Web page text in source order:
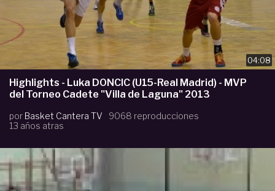
04:08
Highlights - Luka DONCIC (U15-Real Madrid) - MVP
del Torneo Cadete "Villa de Laguna" 2013
por Basket Cantera TV
9068 reproducciones
13 años atras